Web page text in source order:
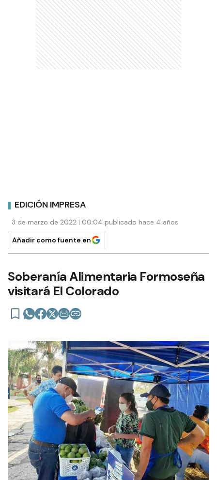
EDICIÓN IMPRESA
3 de marzo de 2022 | 00:04 publicado hace 4 años
Añadir como fuente en
Soberanía Alimentaria Formoseña
visitará El Colorado